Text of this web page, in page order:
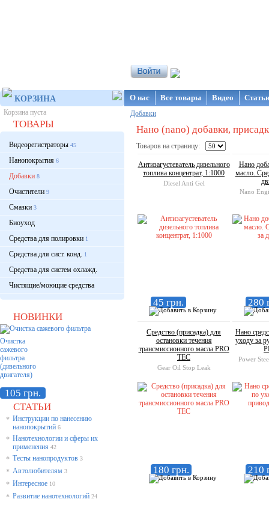
КОРЗИНА
Корзина пуста
ТОВАРЫ
Видеорегистраторы 45
Нанопокрытия 6
Добавки 8
Очистители 9
Смазки 3
Биоуход
Средства для полировки 1
Средства для сист. конд. 1
Средства для систем охлажд.
Чистящие/моющие средства
НОВИНКИ
Очистка
сажевого
фильтра
(дизельного
двигателя)
105 грн.
СТАТЬИ
* Инструкции по нанесению
нанопокрытий 6
* Нанотехнологии и сферы их
применения 42
* Тесты нанопродуктов 3
* Автолюбителям 3
* Интересное 10
* Развитие нанотехнологий 24
О нас Все товары Видео
Добавки
Нано (nano) добавки,
Товаров на страницу:
Антизагустеватель дизельного
топлива концентрат, 1:1000
Diesel Anti Gel
45 грн.
Нано
масло.
Nano
280
Средство (присадка) для
остановки течения
трансмиссионного масла PRO
TEC
Gear Oil Stop Leak
180 грн.
Нано
уходу за
Power
210